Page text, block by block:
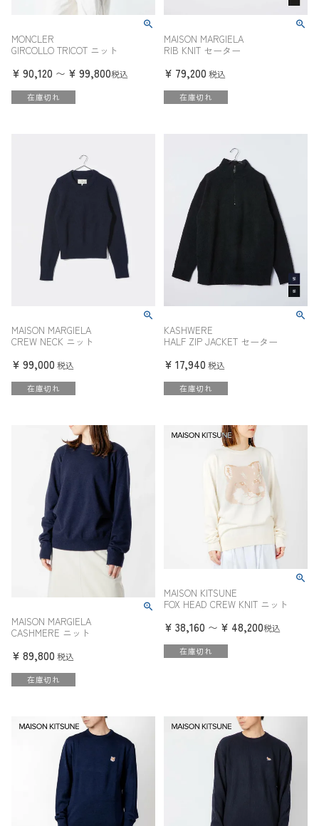
MONCLER
GIRCOLLO TRICOT ニット
¥ 90,120 〜 ¥ 99,800税込
在庫切れ
MAISON MARGIELA
RIB KNIT セーター
¥ 79,200 税込
在庫切れ
MAISON MARGIELA
CREW NECK ニット
¥ 99,000 税込
在庫切れ
KASHWERE
HALF ZIP JACKET セーター
¥ 17,940 税込
在庫切れ
MAISON MARGIELA
CASHMERE ニット
¥ 89,800 税込
在庫切れ
MAISON KITSUNE
FOX HEAD CREW KNIT ニット
¥ 38,160 〜 ¥ 48,200税込
在庫切れ